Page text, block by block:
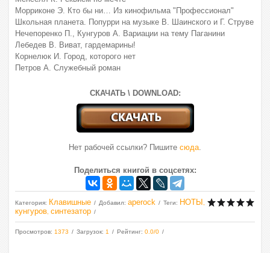
Морриконе Э. Кто бы ни… Из кинофильма "Профессионал"
Школьная планета. Попурри на музыке В. Шаинского и Г. Струве
Нечепоренко П., Кунгуров А. Вариации на тему Паганини
Лебедев В. Виват, гардемарины!
Корнелюк И. Город, которого нет
Петров А. Служебный роман
СКАЧАТЬ \ DOWNLOAD:
Нет рабочей ссылки? Пишите сюда.
Поделиться книгой в соцсетях:
Категория: Клавишные Добавил: aperock Теги: НОТЫ
кунгуров синтезатор
Просмотров: 1373 Загрузок: 1 Рейтинг: 0.0/0